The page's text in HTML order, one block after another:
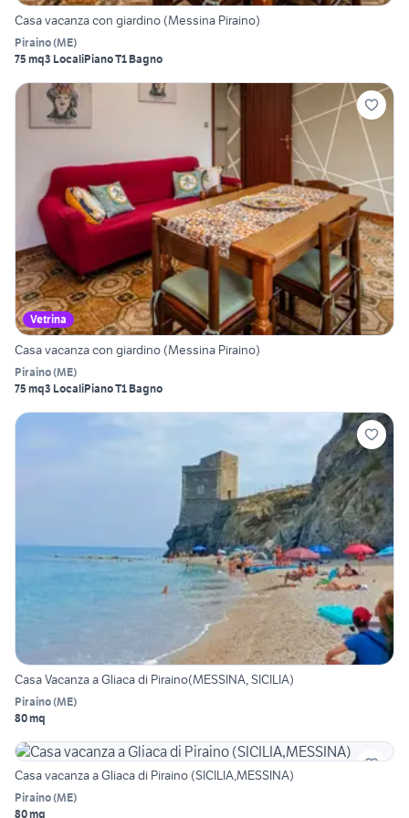
Casa vacanza con giardino (Messina Piraino)
Piraino(ME)
75 mq3 LocaliPiano T1 Bagno
Vetrina
Casa vacanza con giardino (Messina Piraino)
Piraino(ME)
75 mq3 LocaliPiano T1 Bagno
Casa Vacanza a Gliaca di Piraino(MESSINA, SICILIA)
Piraino(ME)
80 mq
Casa vacanza a Gliaca di Piraino (SICILIA,MESSINA)
Piraino(ME)
80 mq